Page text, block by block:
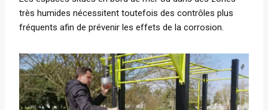
très humides nécessitent toutefois des contrôles plus
fréquents afin de prévenir les effets de la corrosion.